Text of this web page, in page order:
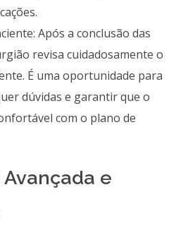
Após a conclusão das
revisa cuidadosamente o
É uma oportunidade para
dúvidas e garantir que o
com o plano de
e